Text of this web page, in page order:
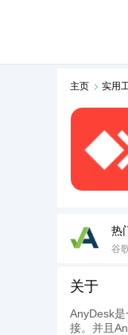
主页 实用
热
谷
关于
AnyDesk
接。并且